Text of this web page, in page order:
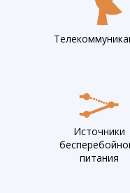
Источники
питания